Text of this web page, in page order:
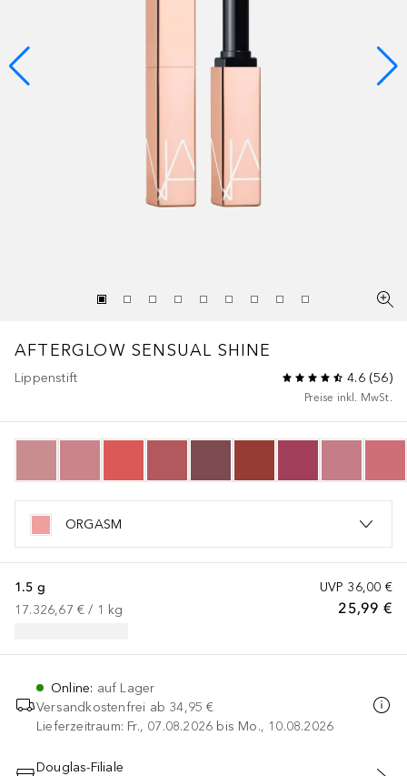
AFTERGLOW SENSUAL SHINE
Lippenstift 4.6(56)
Preise inkl. MwSt.
ORGASM
UVP 36,00 €
25,99 €
1.5 g
17.326,67 € / 1 kg
Online: auf Lager
Versandkostenfrei ab 34,95 €
Lieferzeitraum: Fr., 07.08.2026 bis Mo., 10.08.2026
Douglas-Filiale